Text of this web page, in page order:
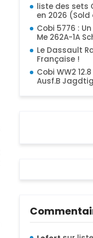
liste des sets
en 2026
Cobi 5776 :
Me 262A-1A
Le Dassault
Française !
Cobi WW2
Ausf.B